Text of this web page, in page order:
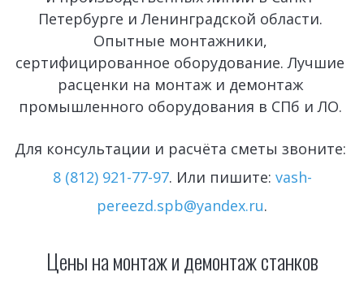
Петербурге и Ленинградской области.
Опытные монтажники,
сертифицированное оборудование. Лучшие
расценки на монтаж и демонтаж
промышленного оборудования в СПб и ЛО.
8 (812) 921-77-97. Или пишите: vash-
pereezd.spb@yandex.ru.
Цены на монтаж и демонтаж станков